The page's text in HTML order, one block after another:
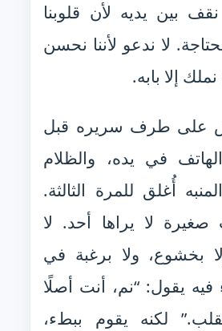
نقف بين يديه لأن قلوبنا
لا ندعو لأننا نحسن
نملك إلا بابه.
على طرف سريره قبل
في يده، والظلام
أُغلق للمرة الثالثة.
لا يراها أحد. لا
بخشوع، ولا برغبة في
يقول: “نم، أنت أصلًا
لكنه يقوم ببطء،